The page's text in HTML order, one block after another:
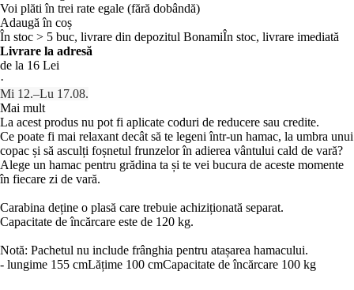
Voi plăti în trei rate egale (fără dobândă)
Adaugă în coș
În stoc > 5 buc, livrare din depozitul BonamiÎn stoc, livrare imediată
Livrare la adresă
de la 16 Lei
·
Mi 12.–Lu 17.08.
Mai mult
La acest produs nu pot fi aplicate coduri de reducere sau credite.
Ce poate fi mai relaxant decât să te legeni într-un hamac, la umbra unui
copac și să asculți foșnetul frunzelor în adierea vântului cald de vară?
Alege un hamac pentru grădina ta și te vei bucura de aceste momente
în fiecare zi de vară.
Carabina deține o plasă care trebuie achiziționată separat.
Capacitate de încărcare este de 120 kg.
Notă: Pachetul nu include frânghia pentru atașarea hamacului.
- lungime 155 cmLățime 100 cmCapacitate de încărcare 100 kg